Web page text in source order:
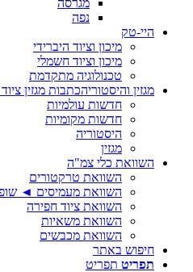
מגרסה
נפה
היי-טק
מיכון וציוד היברידי
מיכון וציוד חשמלי
טכנולוגיה מתקדמת
מגזין והיסטוריהכתבות מגזין
חדשות עולמיות
חדשות מקומיות
היסטוריה
מגזין
השוואת כלי צמ"ה
השוואת טרקטורים
השוואת מעמיסים ◄
השוואת ציוד חפירה
השוואת משאיות
השוואת מכבשים
חיפוש באתר
תפריט תפריט